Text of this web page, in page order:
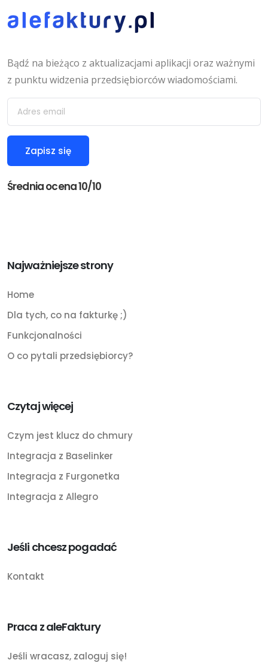
Bądź na bieżąco z aktualizacjami aplikacji oraz ważnymi
z punktu widzenia przedsiębiorców wiadomościami.
Średnia ocena 10/10
Najważniejsze strony
Home
Dla tych, co na fakturkę ;)
Funkcjonalności
O co pytali przedsiębiorcy?
Czytaj więcej
Czym jest klucz do chmury
Integracja z Baselinker
Integracja z Furgonetka
Integracja z Allegro
Jeśli chcesz pogadać
Kontakt
Praca z aleFaktury
Jeśli wracasz, zaloguj się!